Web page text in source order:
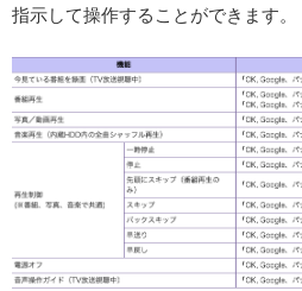
指示して操作することができます。